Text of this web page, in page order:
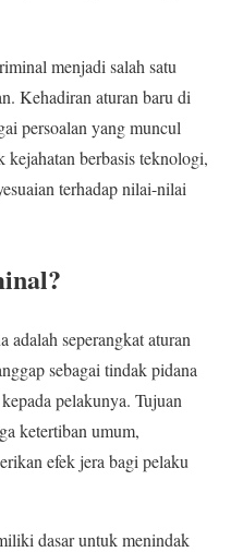
menjadi salah satu
Kehadiran aturan baru di
persoalan yang muncul
kejahatan berbasis teknologi,
terhadap nilai-nilai
seperangkat aturan
sebagai tindak pidana
pelakunya. Tujuan
ketertiban umum,
efek jera bagi pelaku
dasar untuk menindak